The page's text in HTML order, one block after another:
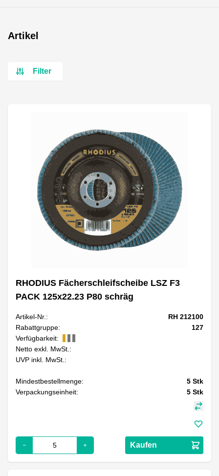
Artikel
Filter
RHODIUS Fächerschleifscheibe LSZ F3
PACK 125x22.23 P80 schräg
Artikel-Nr.:
RH 212100
Rabattgruppe:
127
Verfügbarkeit:
Netto exkl. MwSt.:
UVP inkl. MwSt.:
Mindestbestellmenge: 5 Stk
Verpackungseinheit:
5 Stk
Kaufen